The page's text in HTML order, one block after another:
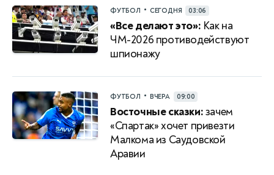
ФУТБОЛ • СЕГОДНЯ 03:06
«Все делают это»: Как на
ЧМ-2026 противодействуют
шпионажу
ФУТБОЛ • ВЧЕРА 09:00
Восточные сказки:зачем
«Спартак» хочет привезти
Малкома из Саудовской
Аравии